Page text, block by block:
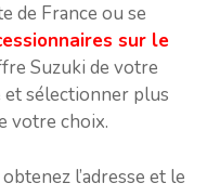
de France ou se
sur le
Suzuki de votre
sélectionner plus
votre choix.
l’adresse et le